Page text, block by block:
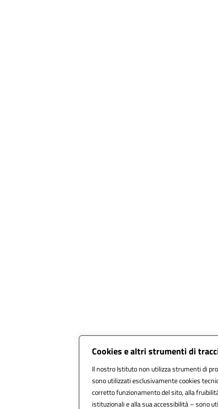
Cookies e altri strumenti di
Il nostro Istituto non utilizza strumenti di
sono utilizzati esclusivamente cookies
corretto funzionamento del sito, alla
istituzionali e alla sua accessibilità – sono